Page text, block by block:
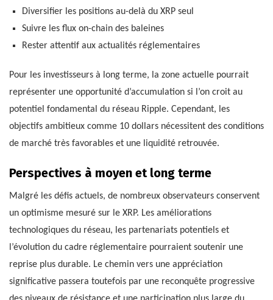
Diversifier les positions au-delà du XRP seul
Suivre les flux on-chain des baleines
Rester attentif aux actualités réglementaires
Pour les investisseurs à long terme, la zone actuelle pourrait
représenter une opportunité d’accumulation si l’on croit au
potentiel fondamental du réseau Ripple. Cependant, les
objectifs ambitieux comme 10 dollars nécessitent des conditions
de marché très favorables et une liquidité retrouvée.
Perspectives à moyen et long terme
Malgré les défis actuels, de nombreux observateurs conservent
un optimisme mesuré sur le XRP. Les améliorations
technologiques du réseau, les partenariats potentiels et
l’évolution du cadre réglementaire pourraient soutenir une
reprise plus durable. Le chemin vers une appréciation
significative passera toutefois par une reconquête progressive